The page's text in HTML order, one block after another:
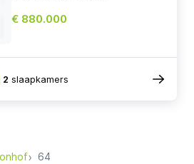
€ 880.000
2 slaapkamers
64